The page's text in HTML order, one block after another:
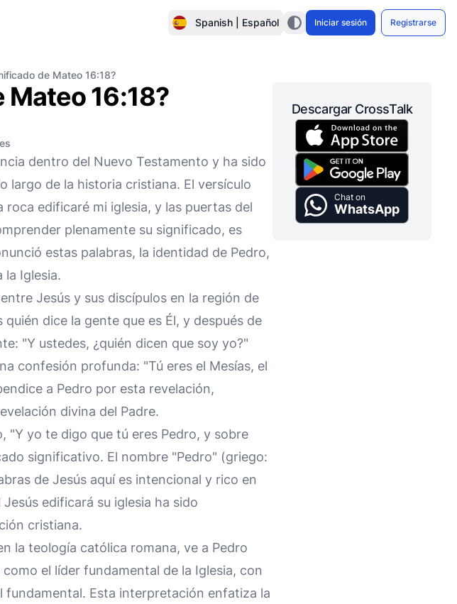
Spanish | Español Iniciar sesión Registrarse
de Mateo 16:18?
16:18?
dentro del Nuevo Testamento y ha sido
largo de la historia cristiana. El versículo
roca edificaré mi iglesia, y las puertas del
plenamente su significado, es
estas palabras, la identidad de Pedro,
la Iglesia.
Jesús y sus discípulos en la región de
dice la gente que es Él, y después de
"Y ustedes, ¿quién dicen que soy yo?"
confesión profunda: "Tú eres el Mesías, el
a Pedro por esta revelación,
divina del Padre.
"Y yo te digo que tú eres Pedro, y sobre
significativo. El nombre "Pedro" (griego:
de Jesús aquí es intencional y rico en
edificará su iglesia ha sido
cristiana.
la teología católica romana, ve a Pedro
el líder fundamental de la Iglesia, con
fundamental. Esta interpretación enfatiza la
Descargar CrossTalk
Chat on
WhatsApp